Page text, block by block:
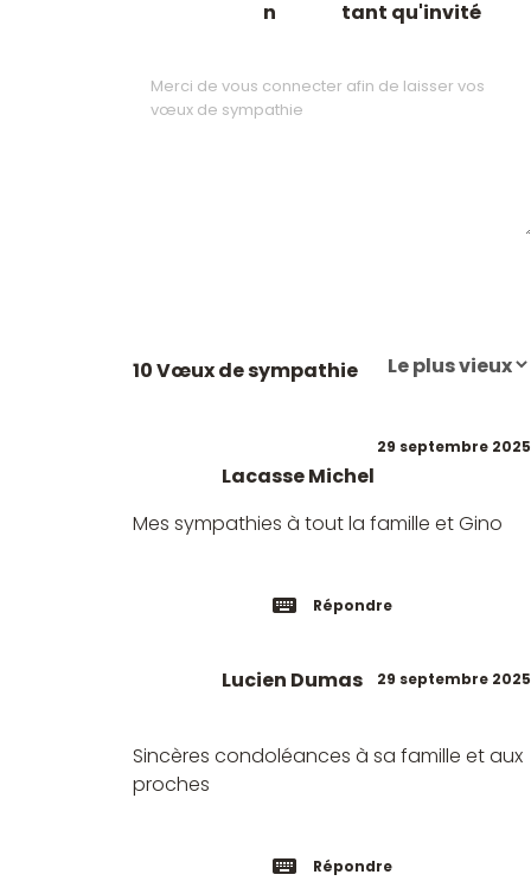
n
tant qu'invité
10 Vœux de sympathie
29 septembre 2025
Lacasse Michel
Mes sympathies à tout la famille et Gino
Répondre
29 septembre 2025
Lucien Dumas
Sincères condoléances à sa famille et aux
proches
Répondre